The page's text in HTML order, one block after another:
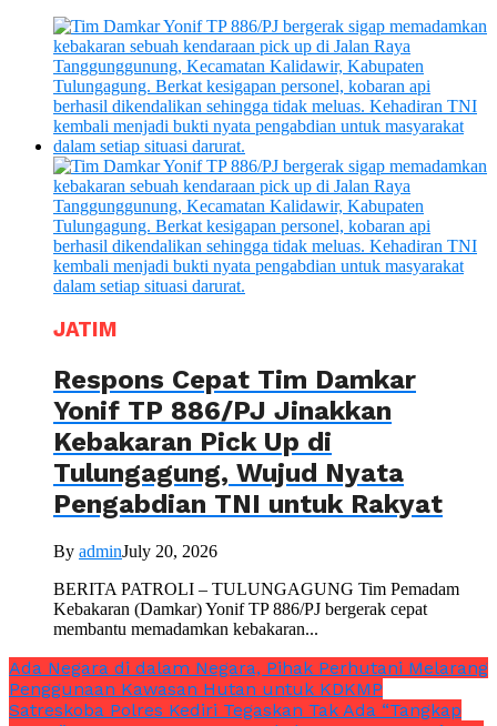
JATIM
Respons Cepat Tim Damkar
Yonif TP 886/PJ Jinakkan
Kebakaran Pick Up di
Tulungagung, Wujud Nyata
Pengabdian TNI untuk Rakyat
By adminJuly 20, 2026
BERITA PATROLI – TULUNGAGUNG Tim Pemadam
Kebakaran (Damkar) Yonif TP 886/PJ bergerak cepat
membantu memadamkan kebakaran...
Ada Negara di dalam Negara, Pihak Perhutani Melarang
Penggunaan Kawasan Hutan untuk KDKMP
Satreskoba Polres Kediri Tegaskan Tak Ada “Tangkap